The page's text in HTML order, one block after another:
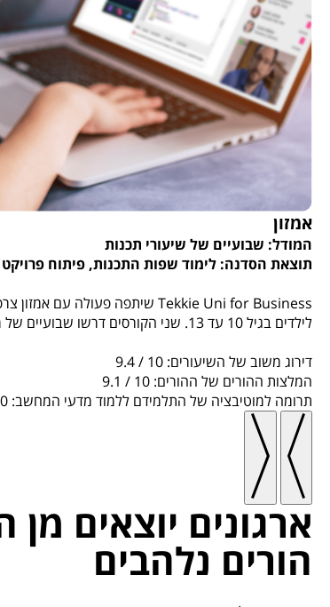
אמזון
המודל: שבועיים של שיעורי תכנות
תוצאת הסדנה: לימוד שפות התכנות, פיתוח פרויקט
Tekkie Uni for Business שיתפה פעולה עם אמזון
לילדים בגיל 10 עד 13. שני הקורסים דרשו שבועיים של מחויבות מהילדים, ושניהם אפשרו לילדים ללמוד בביטחון בבית. אמזון צרפת תמכה באופן מלא בשכר הלימוד.
דירוג משוב של השיעורים: 10 / 9.4
המלצות ההורים של ההורים: 10 / 9.1
תרומה למוטיבציה של התלמידם ללמוד מדעי המחשב: 10 / 9.1
ארגונים יוצאים מן
הורים נלהבים